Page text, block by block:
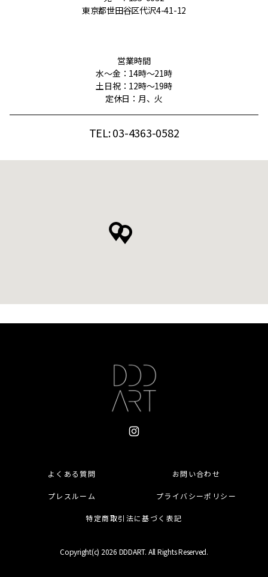
東京都世田谷区代沢4-41-12
営業時間
水〜金：14時〜21時
土日祝：12時〜19時
定休日：月、火
TEL: 03-4363-0582
よくある質問 お問い合わせ
プレスルーム プライバシーポリシー
特定商取引法に基づく表記
Copyright(c) 2026 DDDART. All Rights Reserved.